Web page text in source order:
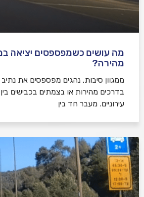
מה עושים כשמפספסים יציאה
מהירה?
ממגוון סיבות, נהגים מפספסים את
בדרכים מהירות או בצמתים בכבישים בין
עירוניים. מעבר חד בין